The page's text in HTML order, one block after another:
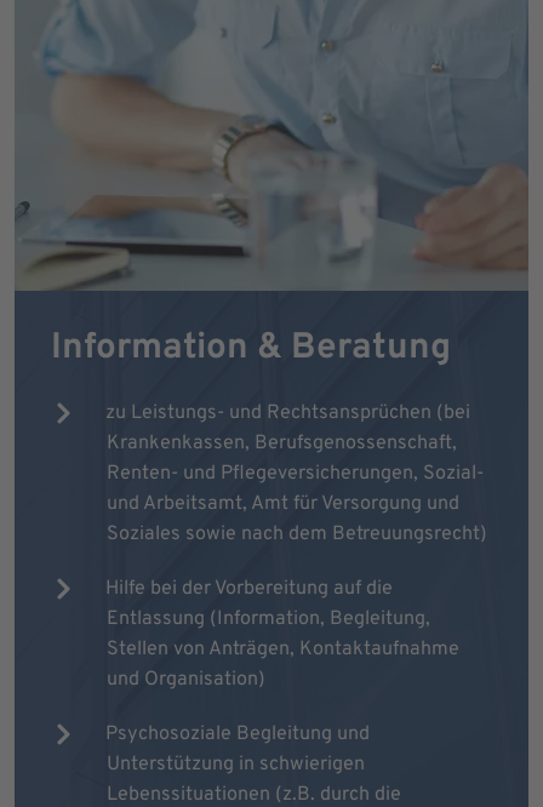
Information & Beratung
zu Leistungs- und Rechtsansprüchen (bei
Krankenkassen, Berufsgenossenschaft,
Renten- und Pflegeversicherungen, Sozial-
und Arbeitsamt, Amt für Versorgung und
Soziales sowie nach dem Betreuungsrecht)
Hilfe bei der Vorbereitung auf die
Entlassung (Information, Begleitung,
Stellen von Anträgen, Kontaktaufnahme
und Organisation)
Psychosoziale Begleitung und
Unterstützung in schwierigen
Lebenssituationen (z.B. durch die